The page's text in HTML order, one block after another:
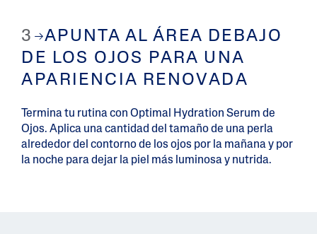
3
APUNTA AL ÁREA DEBAJO
DE LOS OJOS PARA UNA
APARIENCIA RENOVADA
Termina tu rutina con Optimal Hydration Serum de
Ojos. Aplica una cantidad del tamaño de una perla
alrededor del contorno de los ojos por la mañana y por
la noche para dejar la piel más luminosa y nutrida.